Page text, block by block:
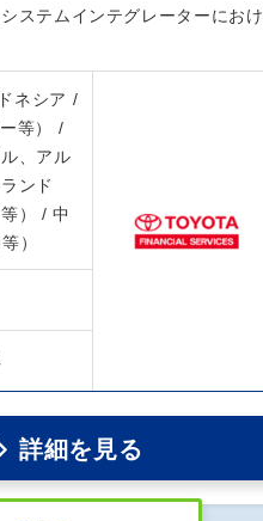
ステムインテグレーターにおけ
ネシア /
等） /
、アル
ンド
） / 中
）
詳細を見る